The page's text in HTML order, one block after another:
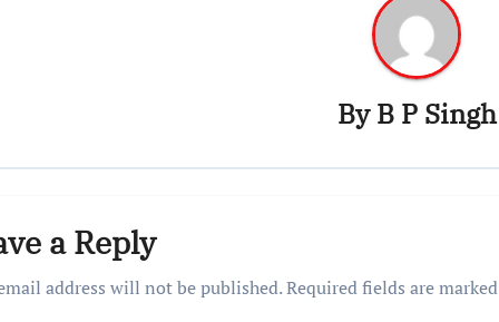
ByB P Singh
a Reply
address will not be published.Required fields are